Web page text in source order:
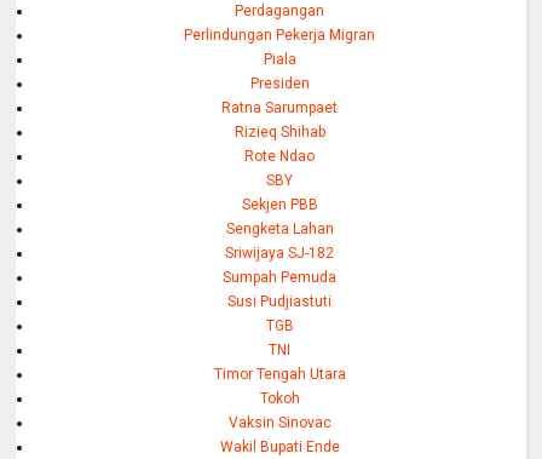
Perdagangan
Perlindungan Pekerja Migran
Piala
Presiden
Ratna Sarumpaet
Rizieq Shihab
Rote Ndao
SBY
Sekjen PBB
Sengketa Lahan
Sriwijaya SJ-182
Sumpah Pemuda
Susi Pudjiastuti
TGB
TNI
Timor Tengah Utara
Tokoh
Vaksin Sinovac
Wakil Bupati Ende